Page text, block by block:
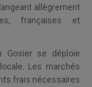
allègrement
françaises et
Gosier se déploie
Les marchés
frais nécessaires